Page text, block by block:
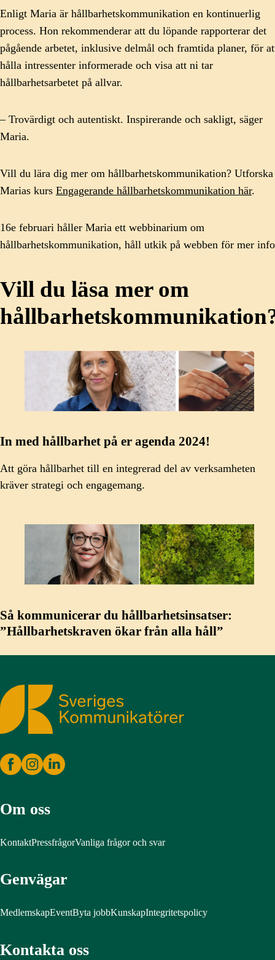
Enligt Maria är hållbarhetskommunikation en kontinuerlig
process. Hon rekommenderar att du löpande rapporterar det
pågående arbetet, inklusive delmål och framtida planer, för
hålla intressenter informerade och visa att ni tar
hållbarhetsarbetet på allvar.
– Trovärdigt och autentiskt. Inspirerande och sakligt, säger
Maria.
Vill du lära dig mer om hållbarhetskommunikation? Utforska
Marias kurs Engagerande hållbarhetskommunikation här.
16e februari håller Maria ett webbinarium om
hållbarhetskommunikation, håll utkik på webben för mer
Vill du läsa mer om
In med hållbarhet på er agenda 2024!
Att göra hållbarhet till en integrerad del av verksamheten
kräver strategi och engagemang.
Så kommunicerar du hållbarhetsinsatser:
”Hållbarhetskraven ökar från alla håll”
Sveriges Kommunikatörer
Om oss
KontaktPressfrågorVanliga frågor och svar
Genvägar
MedlemskapEventByta jobbKunskapIntegritetspolicy
Kontakta oss